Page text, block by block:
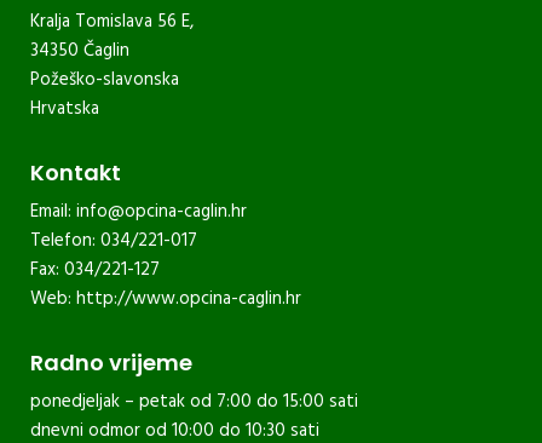
Kralja Tomislava 56 E,
34350 Čaglin
Požeško-slavonska
Hrvatska
Kontakt
Email: info@opcina-caglin.hr
Telefon: 034/221-017
Fax: 034/221-127
Web: http://www.opcina-caglin.hr
Radno vrijeme
ponedjeljak – petak od 7:00 do 15:00 sati
dnevni odmor od 10:00 do 10:30 sati